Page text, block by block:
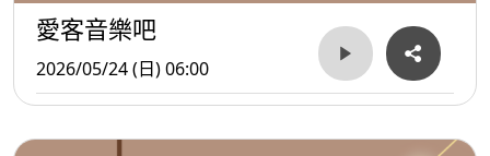
愛客音樂吧
2026/05/24 (日) 06:00